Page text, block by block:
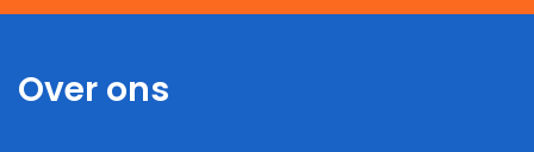
Over ons